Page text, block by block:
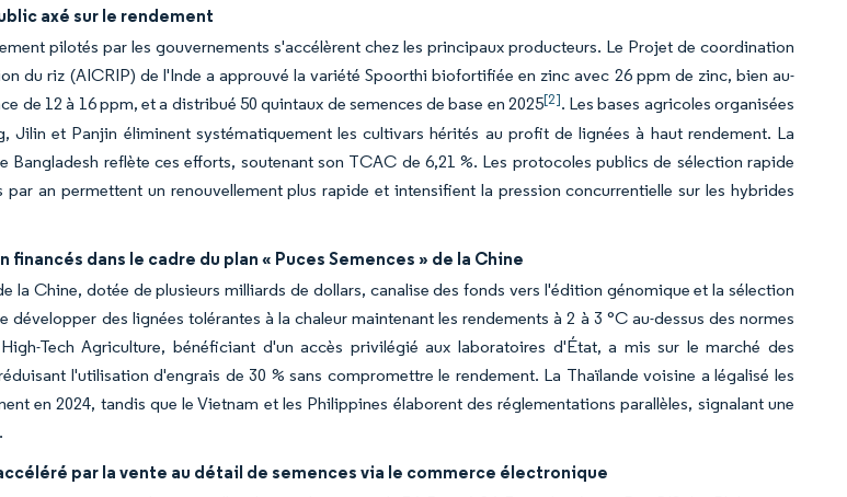
axé sur le rendement
pilotés par les gouvernements s'accélèrent chez les principaux producteurs. Le Projet de coordination
du riz (AICRIP) de l'Inde a approuvé la variété Spoorthi biofortifiée en zinc avec 26 ppm de zinc, bien au-
de 12 à 16 ppm, et a distribué 50 quintaux de semences de base en 2025[2]. Les bases agricoles organisées
Jilin et Panjin éliminent systématiquement les cultivars hérités au profit de lignées à haut rendement. La
Bangladesh reflète ces efforts, soutenant son TCAC de 6,21 %. Les protocoles publics de sélection rapide
an permettent un renouvellement plus rapide et intensifient la pression concurrentielle sur les hybrides
dans le cadre du plan « Puces Semences » de la Chine
la Chine, dotée de plusieurs milliards de dollars, canalise des fonds vers l'édition génomique et la sélection
des lignées tolérantes à la chaleur maintenant les rendements à 2 à 3 °C au-dessus des normes
Tech Agriculture, bénéficiant d'un accès privilégié aux laboratoires d'État, a mis sur le marché des
l'utilisation d'engrais de 30 % sans compromettre le rendement. La Thaïlande voisine a légalisé les
en 2024, tandis que le Vietnam et les Philippines élaborent des réglementations parallèles, signalant une
par la vente au détail de semences via le commerce électronique